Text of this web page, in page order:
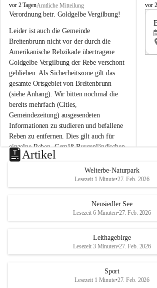
B
r
i
t
e
n
b
r
u
n
n
a
m
N
e
u
s
d
S
vor 2 TagenAmtliche Mitteilung
Verordnung betr. Goldgelbe Vergilbung!
Leider ist auch die Gemeinde
Breitenbrunn nicht vor der durch die
Amerikanische Rebzikade übertragene
Goldgelbe Vergilbung der Rebe verschont
geblieben. Als Sicherheitszone gilt das
gesamte Ortsgebiet von Breitenbrunn
(siehe Anhang). Wir bitten nochmal die
bereits mehrfach (Cities,
Gemeindezeitung) ausgesendeten
Informationen zu studieren und befallene
Reben zu entfernen. Dies gilt auch für
einzelne Reben. Gemäß Burgenländischen
Weinbaugesetz sind nicht gepflegte oder
unzulässige Weingärten zu roden! Bitte
helfen wir zusammen um unsere Winzer
vor den prognostizierten Ernteausfällen
und den daraus folgenden wirtschaftlichen
Maßnahmen zur Bekämpfung
Rebe und der Amerikanischen
B
e
u
e
d
r
S
vor
Artikel
Welterbe-Naturpark
Lesezeit 1 Minute•27. Feb. 2026
Neusiedler See
Lesezeit 6 Minuten•27. Feb. 2026
Leithagebirge
Lesezeit 3 Minuten•27. Feb. 2026
Sport
Lesezeit 1 Minute•27. Feb. 2026